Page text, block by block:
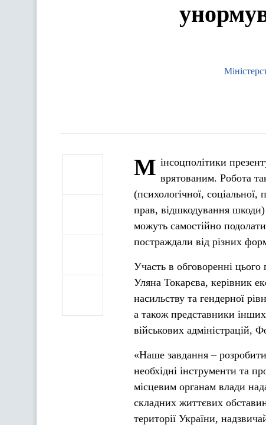
М інсоцполітики
врятованим. Робота
(психологічної, соціальної,
прав, відшкодування
можуть самостійно
постраждали від різних
Участь в обговоренні цього
Уляна Токарєва, керівник
насильству та гендерної
а також представники інших
військових
«Наше завдання –
необхідні інструменти та
місцевим органам влади
складних життєвих
території України,